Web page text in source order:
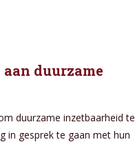
duurzame
duurzame inzetbaarheid te
in gesprek te gaan met hun